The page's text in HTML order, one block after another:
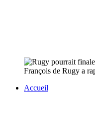
François de Rugy a
Accueil